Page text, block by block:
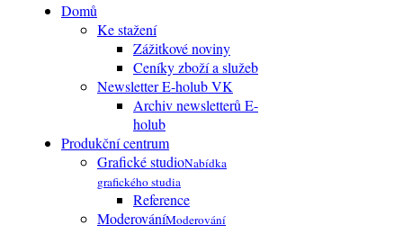
Domů
Ke stažení
Zážitkové noviny
Ceníky zboží a služeb
Newsletter E-holub VK
Archiv newsletterů E-
holub
Produkční centrum
Grafické studioNabídka
grafického studia
Reference
ModerováníModerování